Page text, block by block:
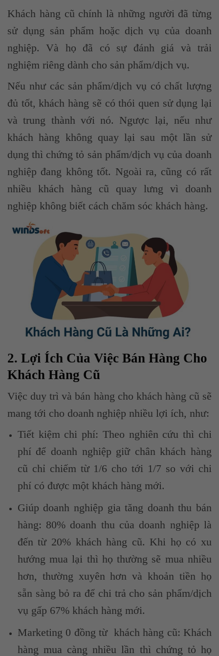
Khách hàng cũ chính là những người đã từng
sử dụng sản phẩm hoặc dịch vụ của doanh
nghiệp. Và họ đã có sự đánh giá và trải
nghiệm riêng dành cho sản phẩm/dịch vụ.
Nếu như các sản phẩm/dịch vụ có chất lượng
đủ tốt, khách hàng sẽ có thói quen sử dụng lại
và trung thành với nó. Ngược lại, nếu như
khách hàng không quay lại sau một lần sử
dụng thì chứng tỏ sản phẩm/dịch vụ của doanh
nghiệp đang không tốt. Ngoài ra, cũng có rất
nhiều khách hàng cũ quay lưng vì doanh
nghiệp không biết cách chăm sóc khách hàng.
2. Lợi Ích Của Việc Bán Hàng Cho
Khách Hàng Cũ
Việc duy trì và bán hàng cho khách hàng cũ sẽ
mang tới cho doanh nghiệp nhiều lợi ích, như:
Tiết kiệm chi phí: Theo nghiên cứu thì chi
phí để doanh nghiệp giữ chân khách hàng
cũ chỉ chiếm từ 1/6 cho tới 1/7 so với chi
phí có được một khách hàng mới.
Giúp doanh nghiệp gia tăng doanh thu bán
hàng: 80% doanh thu của doanh nghiệp là
đến từ 20% khách hàng cũ. Khi họ có xu
hướng mua lại thì họ thường sẽ mua nhiều
hơn, thường xuyên hơn và khoản tiền họ
sẵn sàng bỏ ra để chi trả cho sản phẩm/dịch
vụ gấp 67% khách hàng mới.
Marketing 0 đồng từ khách hàng cũ: Khách
hàng mua càng nhiều lần thì chứng tỏ họ